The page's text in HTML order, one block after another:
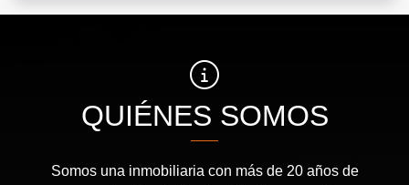
QUIÉNES SOMOS
Somos una inmobiliaria con más de 20 años de